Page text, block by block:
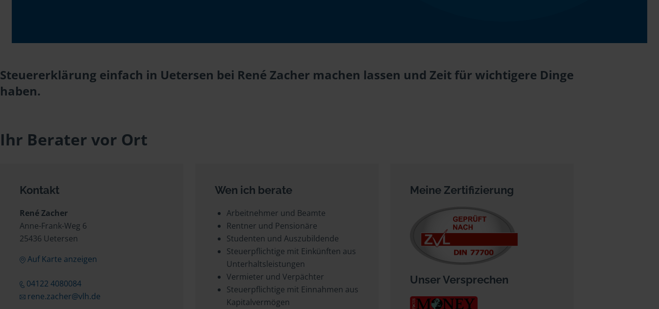
Steuererklärung einfach in Uetersen bei René Zacher machen lassen und Zeit für wichtigere Dinge
haben.
Ihr Berater vor Ort
Kontakt
René Zacher
Anne-Frank-Weg 6
25436 Uetersen
Auf Karte anzeigen
04122 4080084
rene.zacher@vlh.de
Wen ich berate
Arbeitnehmer und Beamte
Rentner und Pensionäre
Studenten und Auszubildende
Steuerpflichtige mit Einkünften aus
Unterhaltsleistungen
Vermieter und Verpächter
Steuerpflichtige mit Einnahmen aus
Kapitalvermögen
Meine Zertifizierung
Unser Versprechen